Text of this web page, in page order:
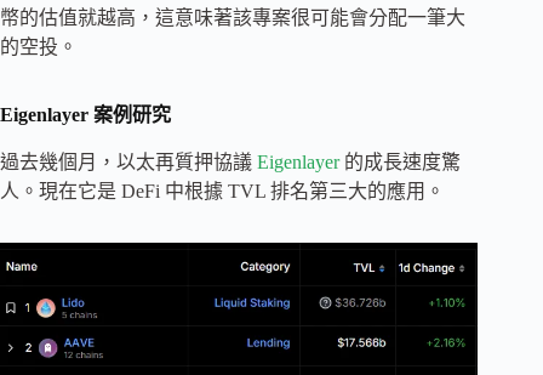
幣的估值就越高，這意味著該專案很可能會分配一筆大
的空投。
Eigenlayer 案例研究
過去幾個月，以太再質押協議 Eigenlayer的成長速度驚
人。現在它是 DeFi 中根據 TVL 排名第三大的應用。